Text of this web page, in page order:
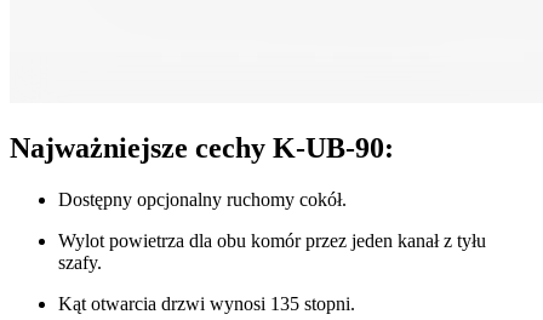
Najważniejsze cechy K-UB-90:
Dostępny opcjonalny ruchomy cokół.
Wylot powietrza dla obu komór przez jeden kanał z tyłu
szafy.
Kąt otwarcia drzwi wynosi 135 stopni.